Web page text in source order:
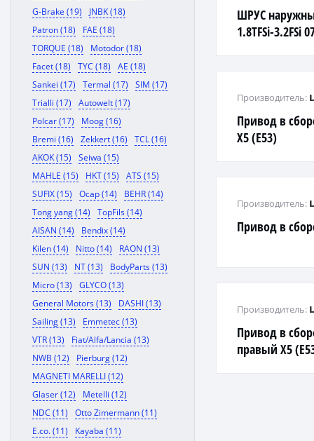
G-Brake (19)
JNBK (18)
Patron (18)
FAE (18)
TORQUE (18)
Motodor (18)
Facet (18)
TYC (18)
AE (18)
Sankei (17)
Termal (17)
SIM (17)
Trialli (17)
Autowelt (17)
Polcar (17)
Moog (16)
Bremi (16)
Zekkert (16)
TCL (16)
AKOK (15)
Seiwa (15)
MAHLE (15)
HKT (15)
ATS (15)
SUFIX (15)
Ocap (14)
BEHR (14)
Tong yang (14)
TopFils (14)
AISAN (14)
Bendix (14)
Kilen (14)
Nitto (14)
RAON (13)
SUN (13)
NT (13)
BodyParts (13)
Micro (13)
GLYCO (13)
General Motors (13)
DASHI (13)
Sailing (13)
Emmetec (13)
VTR (13)
Fiat/Alfa/Lancia (13)
NWB (12)
Pierburg (12)
MAGNETI MARELLI (12)
Glaser (12)
Metelli (12)
NDC (11)
Otto Zimermann (11)
E.co. (11)
Kayaba (11)
ШРУС
1.8TFSi-3.2FSi
Привод в
X5 (E53)
Производитель:
Привод в
Производитель:
Привод в
правый X5
Производитель: